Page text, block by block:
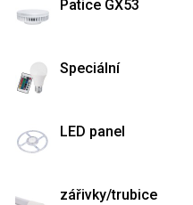
Patice GX53
Speciální
LED panel
zářivky/trubice